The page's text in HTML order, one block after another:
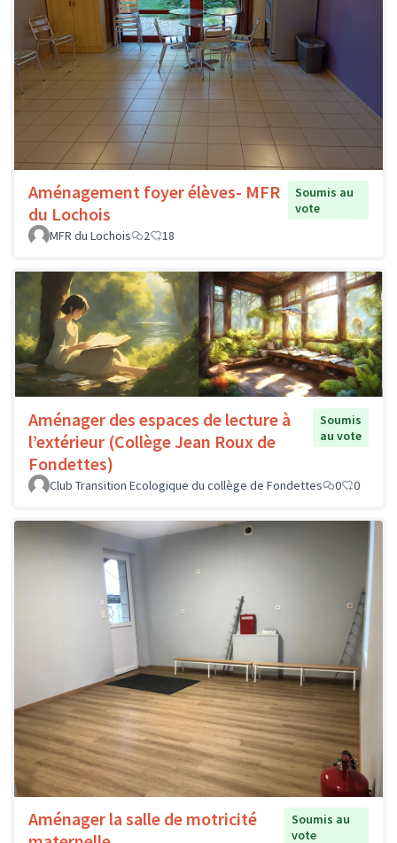
Aménagement foyer élèves- MFR
du Lochois
Soumis au
vote
MFR du Lochois
2 18
Aménager des espaces de lecture à
l’extérieur (Collège Jean Roux de
Fondettes)
Soumis
au vote
Club Transition Ecologique du collège de Fondettes 0 0
Aménager la salle de motricité
Soumis au
vote